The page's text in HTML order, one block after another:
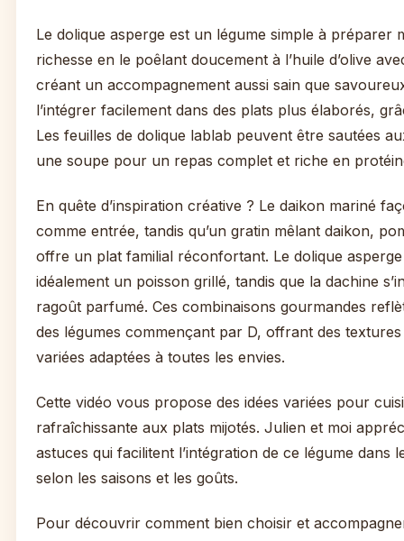
Le dolique asperge est un légume simple à préparer
richesse en le poêlant doucement à l’huile d’olive
créant un accompagnement aussi sain que
l’intégrer facilement dans des plats plus élaborés,
Les feuilles de dolique lablab peuvent être sautées
une soupe pour un repas complet et riche en
En quête d’inspiration créative ? Le daikon mariné
comme entrée, tandis qu’un gratin mêlant daikon,
offre un plat familial réconfortant. Le dolique
idéalement un poisson grillé, tandis que la dachine
ragoût parfumé. Ces combinaisons gourmandes
des légumes commençant par D, offrant des
variées adaptées à toutes les envies.
Cette vidéo vous propose des idées variées pour
rafraîchissante aux plats mijotés. Julien et moi
astuces qui facilitent l’intégration de ce légume dans
selon les saisons et les goûts.
Pour découvrir comment bien choisir et